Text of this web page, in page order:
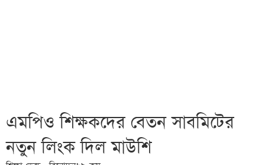
এমপিও শিক্ষকদের বেতন সাবমিটের
নতুন লিংক দিল মাউশি